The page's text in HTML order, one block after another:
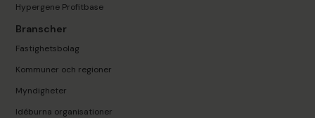
Hypergene Profitbase
Branscher
Fastighetsbolag
Kommuner och regioner
Myndigheter
Idéburna organisationer